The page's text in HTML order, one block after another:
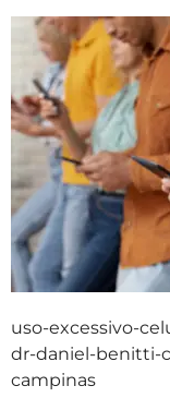
uso-excessivo-
dr-daniel-benitti-
campinas